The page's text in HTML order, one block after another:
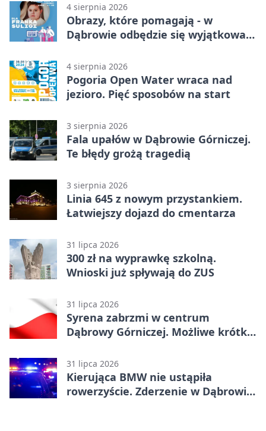
4 sierpnia 2026
Obrazy, które pomagają - w
Dąbrowie odbędzie się wyjątkowa
4 sierpnia 2026
Pogoria Open Water wraca nad
jezioro. Pięć sposobów na start
3 sierpnia 2026
Fala upałów w Dąbrowie Górniczej.
Te błędy grożą tragedią
3 sierpnia 2026
Linia 645 z nowym przystankiem.
Łatwiejszy dojazd do cmentarza
31 lipca 2026
300 zł na wyprawkę szkolną.
Wnioski już spływają do ZUS
31 lipca 2026
Syrena zabrzmi w centrum
Dąbrowy Górniczej. Możliwe krótkie
31 lipca 2026
Kierująca BMW nie ustąpiła
rowerzyście. Zderzenie w Dąbrowie